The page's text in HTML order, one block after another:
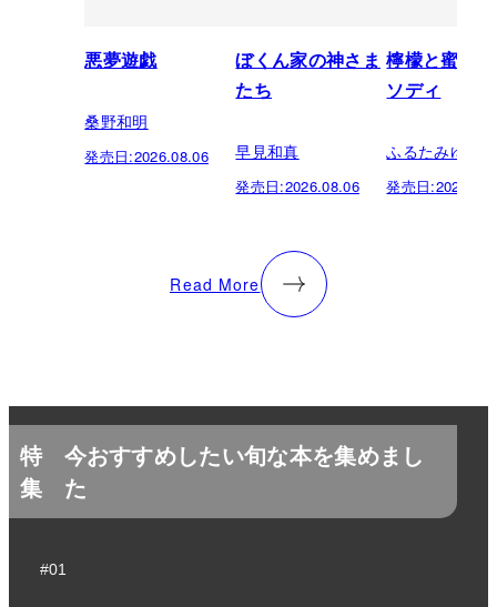
悪夢遊戯
桑野和明
発売日:2026.08.06
ぼくん家の神さま
たち
早見和真
発売日:2026.08.06
檸檬と蜜柑
ソディ
ふるたみゆき
発売日:
Read More
特
集
今おすすめしたい旬な本を集めまし
た
#01